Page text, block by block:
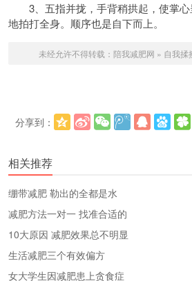
3、五指并拢，手背稍拱起，使掌心
地拍打全身。顺序也是自下而上。
未经允许不得转载： 陪我减肥网 » 自我揉
分享到：
相关推荐
绷带减肥 勒出的全都是水
减肥方法一对一 找准合适的
10大原因 减肥效果总不明显
生活减肥三个有效偏方
女大学生因减肥患上贪食症